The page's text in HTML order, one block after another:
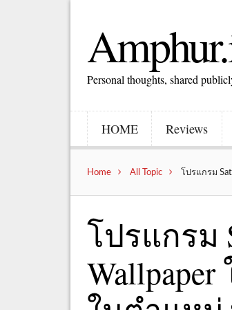
Personal thoughts, shared
HOME Reviews
Home All Topic โปรแกรม
โปรแกรม